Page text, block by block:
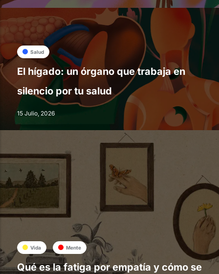
Salud
El hígado: un órgano que trabaja en
silencio por tu salud
15 Julio, 2026
Vida Mente
Qué es la fatiga por empatía y cómo se